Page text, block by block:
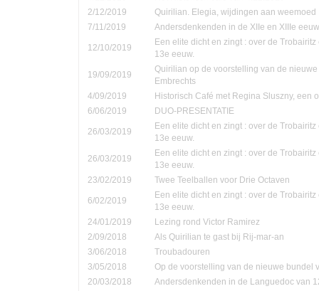
2/12/2019
Quirilian. Elegia, wijdingen aan weemoed
7/11/2019
Andersdenkenden in de XIIe en XIIIe
12/10/2019
Een elite dicht en zingt : over de
13e eeuw.
19/09/2019
Quirilian op de voorstelling van de
Embrechts
4/09/2019
Historisch Café met Regina Sluszny, een
6/06/2019
DUO-PRESENTATIE
26/03/2019
Een elite dicht en zingt : over de
13e eeuw.
26/03/2019
Een elite dicht en zingt : over de
13e eeuw.
23/02/2019
Twee Teelballen voor Drie Octaven
6/02/2019
Een elite dicht en zingt : over de
13e eeuw.
24/01/2019
Lezing rond Victor Ramirez
2/09/2018
Als Quirilian te gast bij Rij-mar-an
3/06/2018
Troubadouren
3/05/2018
Op de voorstelling van de nieuwe bundel
20/03/2018
Andersdenkenden in de Languedoc van